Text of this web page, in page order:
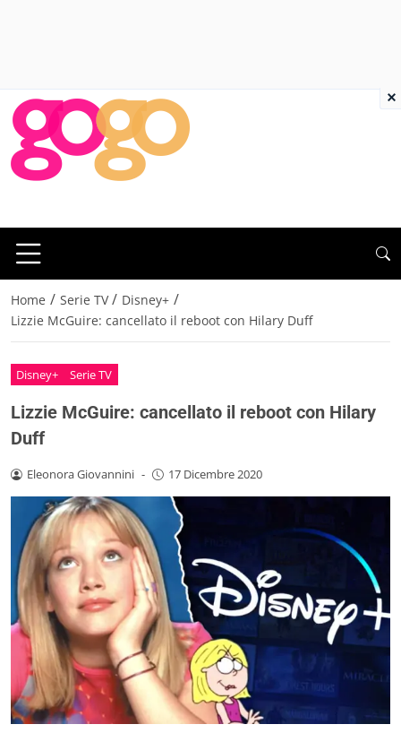
Home / Serie TV / Disney+ /
Lizzie McGuire: cancellato il reboot con Hilary Duff
Disney+ Serie TV
Lizzie McGuire: cancellato il reboot con Hilary
Duff
Eleonora Giovannini - 17 Dicembre 2020
×